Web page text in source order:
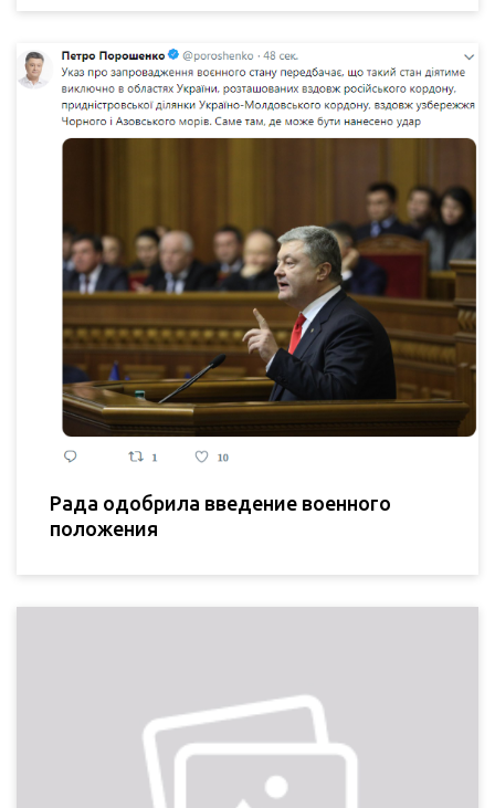
Рада одобрила введение военного
положения